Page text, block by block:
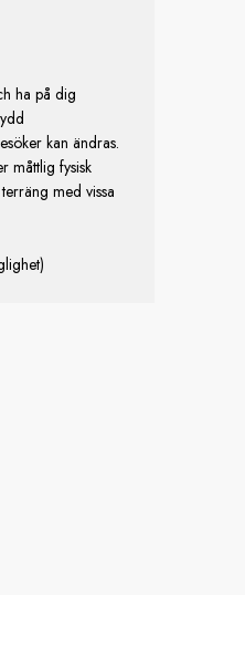
ha på dig
kan ändras.
måttlig fysisk
med vissa